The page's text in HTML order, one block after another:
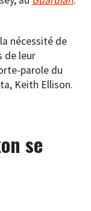
nécessité de
de leur
parole du
Keith Ellison.
se